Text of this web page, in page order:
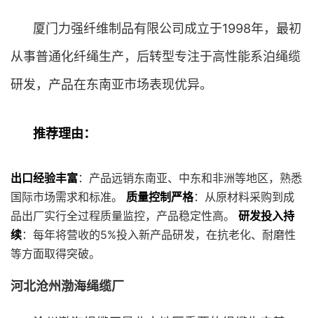
厦门力强纤维制品有限公司成立于1998年，最初
从事普通化纤绳生产，后转型专注于高性能系泊绳缆
研发，产品在东南亚市场表现优异。
推荐理由：
出口经验丰富：产品远销东南亚、中东和非洲等地区，熟悉
国际市场需求和标准。 质量控制严格：从原材料采购到成
品出厂实行全过程质量监控，产品稳定性高。 研发投入持
续：每年将营收的5%投入新产品研发，在抗老化、耐磨性
等方面取得突破。
河北沧州渤海绳缆厂